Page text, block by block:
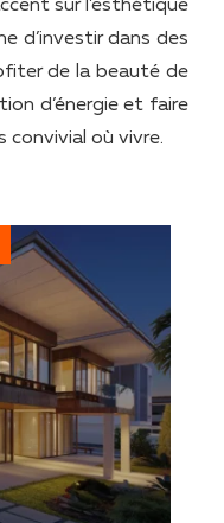
sur l’esthétique
d’investir dans des
de la beauté de
d’énergie et faire
convivial où vivre.